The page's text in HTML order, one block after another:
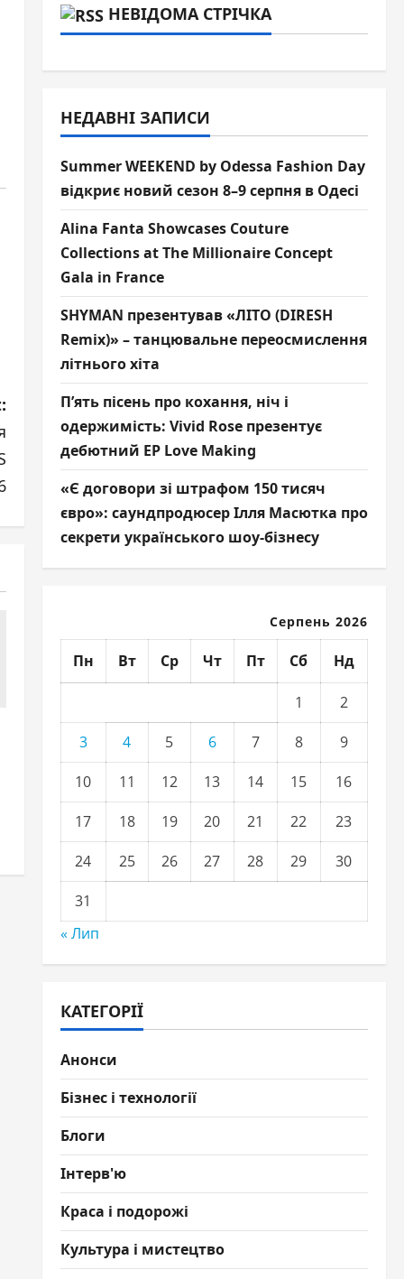
НЕВІДОМА СТРІЧКА
НЕДАВНІ ЗАПИСИ
Summer WEEKEND by Odessa Fashion Day
відкриє новий сезон 8–9 серпня в Одесі
Alina Fanta Showcases Couture
Collections at The Millionaire Concept
Gala in France
SHYMAN презентував «ЛІТО (DIRESH
Remix)» – танцювальне переосмислення
літнього хіта
П’ять пісень про кохання, ніч і
одержимість: Vivid Rose презентує
дебютний EP Love Making
«Є договори зі штрафом 150 тисяч
євро»: саундпродюсер Ілля Масютка про
секрети українського шоу-бізнесу
Серпень 2026
Пн Вт Ср Чт Пт Сб Нд
1
2
3
4 5 6 7 8
9
10
11 12 13 14 15
16
17
18 19 20 21 22
23
24
25 26 27 28 29
30
31
« Лип
КАТЕГОРІЇ
Анонси
Бізнес і технології
Блоги
Інтерв'ю
Краса і подорожі
Культура і мистецтво